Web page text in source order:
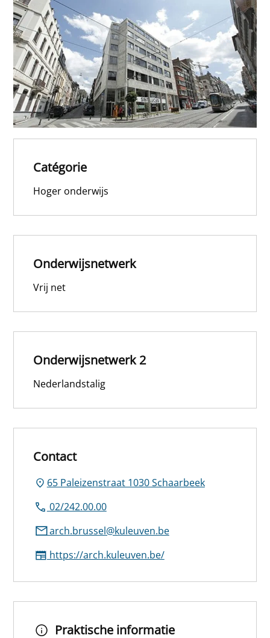
Catégorie
Hoger onderwijs
Onderwijsnetwerk
Vrij net
Onderwijsnetwerk 2
Nederlandstalig
Contact
65 Paleizenstraat 1030 Schaarbeek
02/242.00.00
arch.brussel@kuleuven.be
https://arch.kuleuven.be/
Praktische informatie